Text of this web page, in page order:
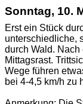
Sonntag, 10.
Erst ein Stück
unterschiedliche,
durch Wald.
Mittagsrast.
Wege führen
bei 4-4,5 km/h zu